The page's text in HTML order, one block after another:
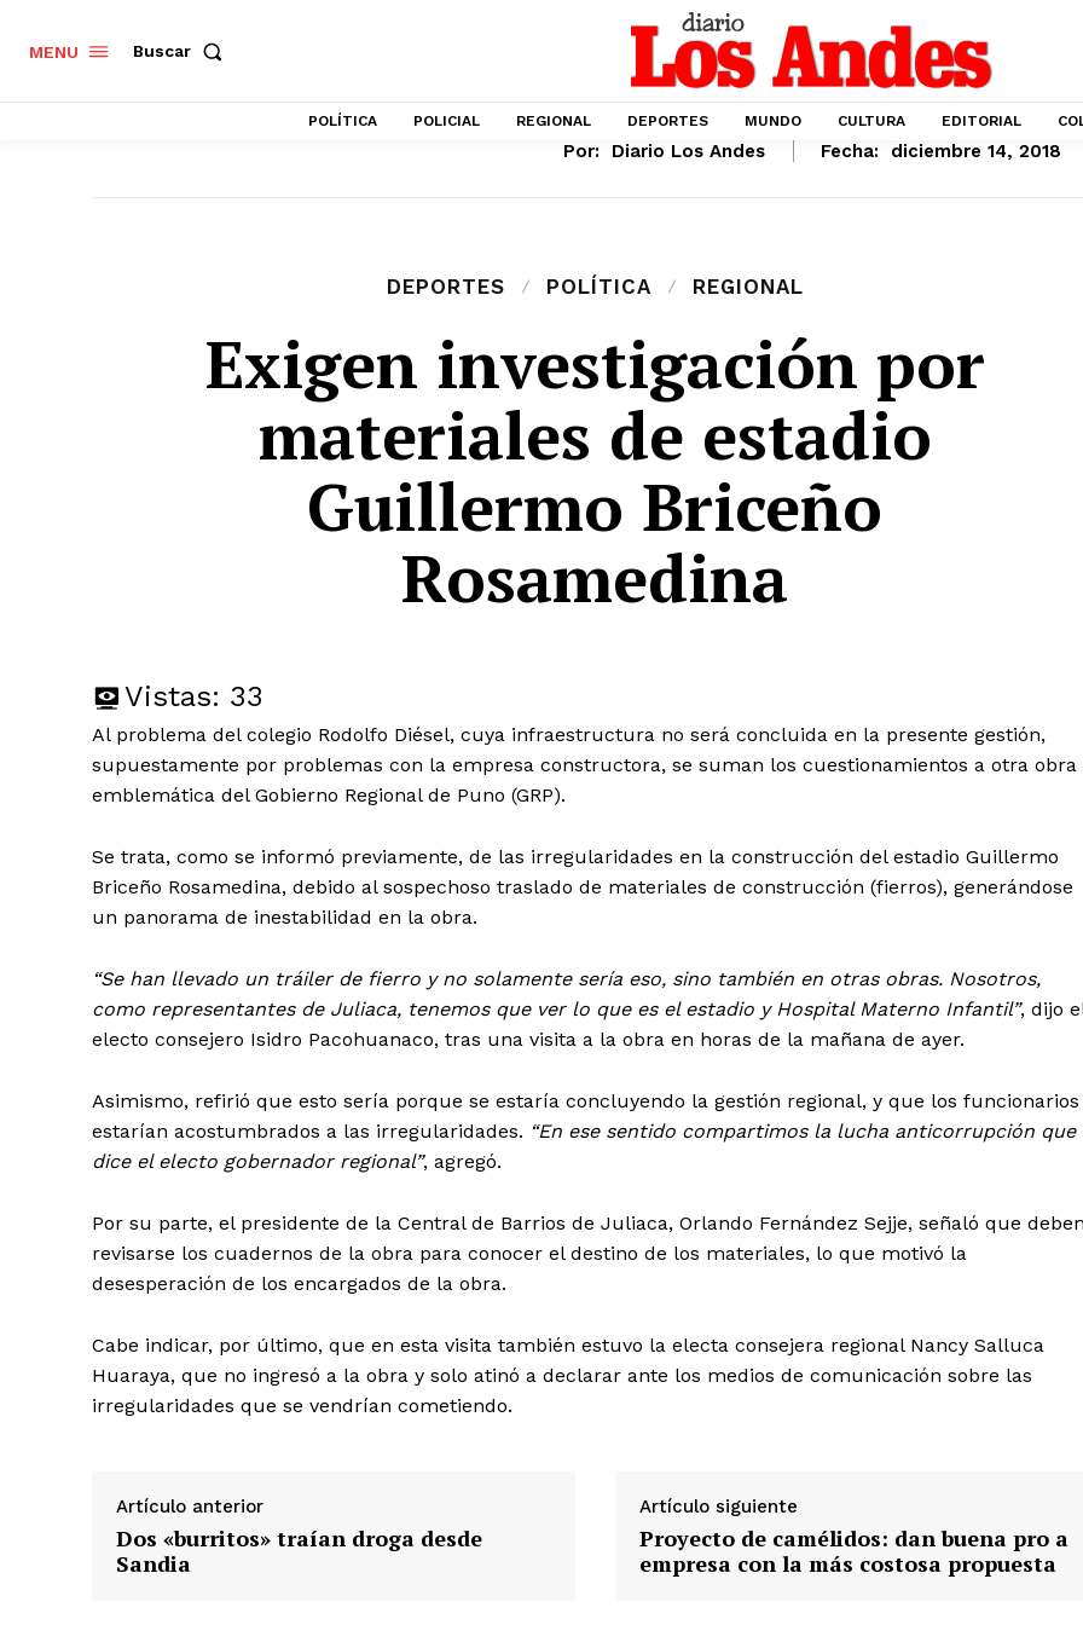
Diario los Andes
MENU Buscar
POLÍTICA POLICIAL REGIONAL DEPORTES MUNDO CULTURA EDITORIAL
Por: Diario Los Andes Fecha: diciembre 14, 2018
DEPORTES POLÍTICA REGIONAL
Exigen investigación por
materiales de estadio
Guillermo Briceño
Rosamedina
Vistas: 33
Al problema del colegio Rodolfo Diésel, cuya infraestructura no será concluida en la presente gestión,
supuestamente por problemas con la empresa constructora, se suman los cuestionamientos a otra obra
emblemática del Gobierno Regional de Puno (GRP).
Se trata, como se informó previamente, de las irregularidades en la construcción del estadio Guillermo
Briceño Rosamedina, debido al sospechoso traslado de materiales de construcción (fierros), generándose
un panorama de inestabilidad en la obra.
“Se han llevado un tráiler de fierro y no solamente sería eso, sino también en otras obras. Nosotros,
como representantes de Juliaca, tenemos que ver lo que es el estadio y Hospital Materno Infantil”, dijo
electo consejero Isidro Pacohuanaco, tras una visita a la obra en horas de la mañana de ayer.
Asimismo, refirió que esto sería porque se estaría concluyendo la gestión regional, y que los funcionarios
estarían acostumbrados a las irregularidades. “En ese sentido compartimos la lucha anticorrupción que
dice el electo gobernador regional”, agregó.
Por su parte, el presidente de la Central de Barrios de Juliaca, Orlando Fernández Sejje, señaló que
revisarse los cuadernos de la obra para conocer el destino de los materiales, lo que motivó la
desesperación de los encargados de la obra.
Cabe indicar, por último, que en esta visita también estuvo la electa consejera regional Nancy Salluca
Huaraya, que no ingresó a la obra y solo atinó a declarar ante los medios de comunicación sobre las
irregularidades que se vendrían cometiendo.
Artículo anterior
Dos «burritos» traían droga desde
Sandia
Artículo siguiente
Proyecto de camélidos: dan buena pro a
empresa con la más costosa propuesta